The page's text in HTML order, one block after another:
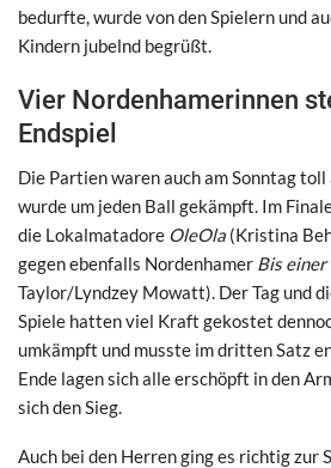
bedurfte, wurde von den Spielern und
Kindern jubelnd begrüßt.
Vier Nordenhamerinnen
Endspiel
Die Partien waren auch am Sonntag toll
wurde um jeden Ball gekämpft. Im
die Lokalmatadore OleOla (Kristina
gegen ebenfalls Nordenhamer Bis
Taylor/Lyndzey Mowatt). Der Tag und
Spiele hatten viel Kraft gekostet
umkämpft und musste im dritten Satz
Ende lagen sich alle erschöpft in den
sich den Sieg.
Auch bei den Herren ging es richtig zur